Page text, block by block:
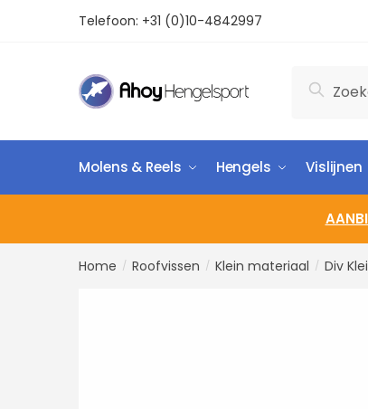
Telefoon: +31 (0)10-4842997
Zoeken
Molens & Reels Hengels Vislijnen
Home / Roofvissen / Klein materiaal / Div